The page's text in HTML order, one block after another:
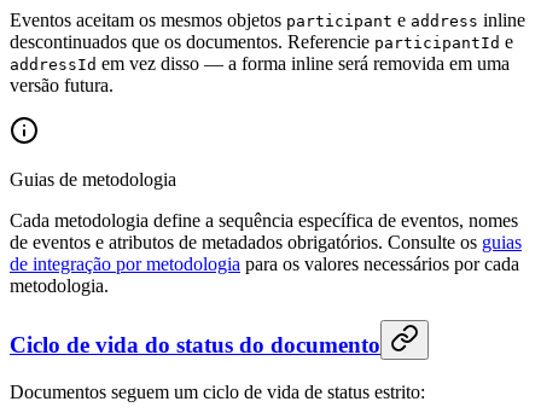
Eventos aceitam os mesmos objetos participant e address inline
descontinuados que os documentos. Referencie participantId e
addressId em vez disso — a forma inline será removida em uma
versão futura.
Guias de metodologia
Cada metodologia define a sequência específica de eventos, nomes
de eventos e atributos de metadados obrigatórios. Consulte os guias
de integração por metodologia para os valores necessários por cada
metodologia.
Ciclo de vida do status do documento
Documentos seguem um ciclo de vida de status estrito: